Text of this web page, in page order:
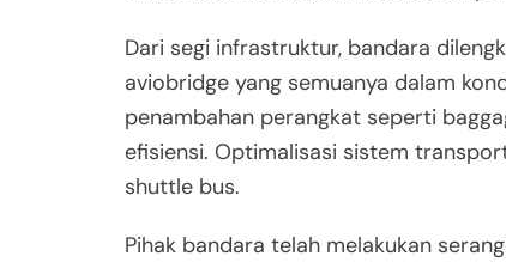
Dari segi infrastruktur, bandara
aviobridge yang semuanya dalam
penambahan perangkat seperti
efisiensi. Optimalisasi sistem
shuttle bus.
Pihak bandara telah melakukan